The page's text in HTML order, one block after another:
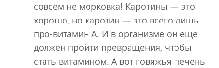
совсем не морковка! Каротины — это
хорошо, но каротин — это всего лишь
про-витамин А. И в организме он еще
должен пройти превращения, чтобы
стать витамином. А вот говяжья печень